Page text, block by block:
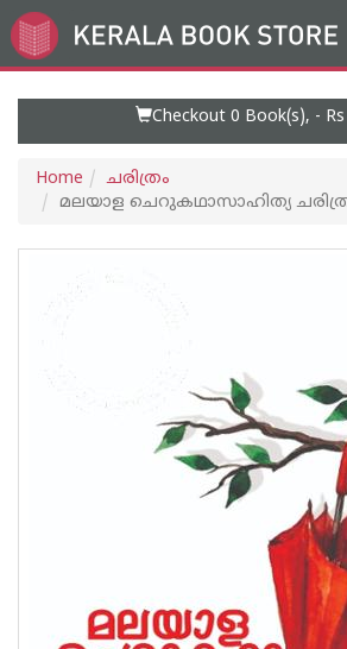
Go
to
Checkout 0 Book(s), -
Home
ചരിത്രം
മലയാള ചെറുകഥാസാഹിത്യ ചരിത്രം